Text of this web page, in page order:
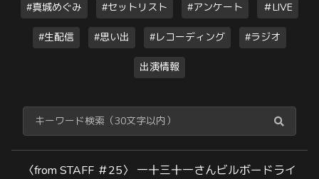
#真城めぐみ #セットリスト #アンケート ＃LIVE
#生配信 #思い出 #レコーディング #ラジオ
出演情報
〈from STAFF ＃25〉 一十三十一さんビルボードライ